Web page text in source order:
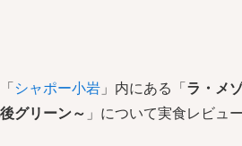
シャポー小岩 」内にある「 ラ・メ
グリーン～ 」について実食レビュ